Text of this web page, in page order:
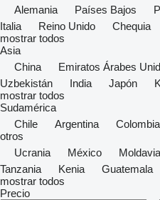
Alemania
Países Bajos
Italia
Reino Unido
Chequia
mostrar todos
Asia
China
Emiratos Árabes
Uzbekistán
India Japón
mostrar todos
Sudamérica
Chile
Argentina Colombia
otros
Ucrania
México Moldavia
Tanzania
Kenia
Guatemala
mostrar todos
Precio